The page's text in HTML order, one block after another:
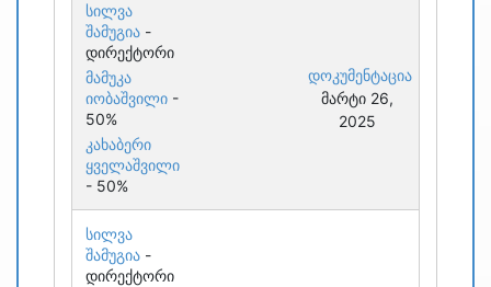
სილვა
შამუგია -
დირექტორი
მამუკა
იობაშვილი -
50%
კახაბერი
ყველაშვილი
- 50%
დოკუმენტაცია
მარტი 26,
2025
სილვა
შამუგია -
დირექტორი